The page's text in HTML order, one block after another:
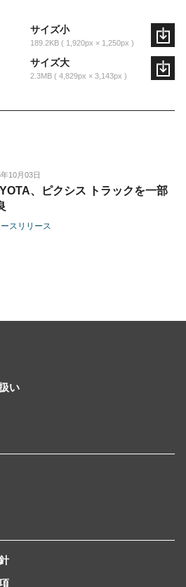
サイズ小
189.2KB 1,920px × 1,250px
サイズ大
2.3MB 4,829px × 3,143px
10月03日
、ピクシス トラックを一部
スリリース
い